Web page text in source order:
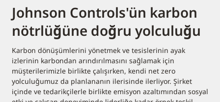
Johnson Controls'ün karbon
nötrlüğüne doğru yolculuğu
Karbon dönüşümlerini yönetmek ve tesislerinin ayak
izlerinin karbondan arındırılmasını sağlamak için
müşterilerimizle birlikte çalışırken, kendi net zero
yolculuğumuz da planlananın ilerisinde ilerliyor. Şirket
içinde ve tedarikçilerle birlikte emisyon azaltımından sosyal